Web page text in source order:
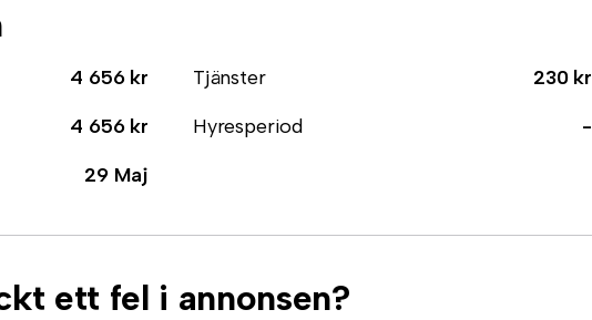
4 656 kr Tjänster
230 kr
4 656 kr Hyresperiod
-
29 Maj
ett fel i annonsen?